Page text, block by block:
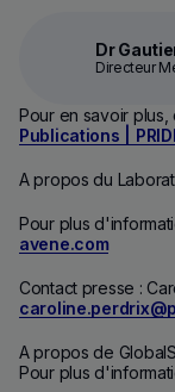
Dr
Directeur
Pour en savoir plus,
Publications |
A propos du
Pour plus
avene.com
Contact presse :
A propos de
Pour plus